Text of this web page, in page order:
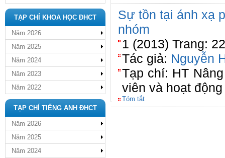
TẠP CHÍ KHOA HỌC ĐHCT
Năm 2026
Năm 2025
Năm 2024
Năm 2023
Năm 2022
TẠP CHÍ TIẾNG ANH ĐHCT
Năm 2026
Năm 2025
Năm 2024
Sự tồn tại ánh xạ
nhóm
1 (2013) Trang:
Tác giả: Nguyễn
Tạp chí: HT
viên và hoạt
Tóm tắt